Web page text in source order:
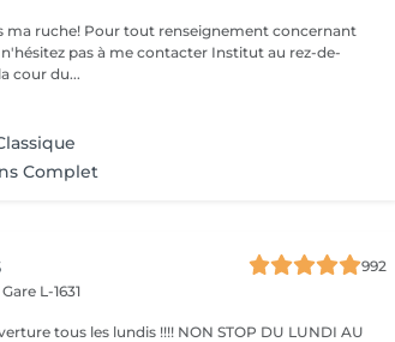
ma ruche! Pour tout renseignement concernant
pas à me contacter Institut au rez-de-
cour du...
Complet
992
Gare L-1631
tous les lundis !!!! NON STOP DU LUNDI AU